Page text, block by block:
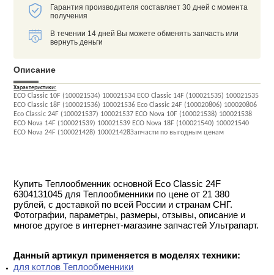
Гарантия производителя составляет 30 дней с момента
получения
В течении 14 дней Вы можете обменять запчасть или
вернуть деньги
Описание
Характеристики:
ECO Classic 10F (100021534) 100021534 ECO Classic 14F (100021535) 100021535
ECO Classic 18F (100021536) 100021536 Eco Classic 24F (100020806) 100020806
Eco Classic 24F (100021537) 100021537 ECO Nova 10F (100021538) 100021538
ECO Nova 14F (100021539) 100021539 ECO Nova 18F (100021540) 100021540
ECO Nova 24F (100021428) 100021428Запчасти по выгодным ценам
Купить Теплообменник основной Eco Classic 24F
6304131045 для Теплообменники по цене от 21 380
рублей, с доставкой по всей России и странам СНГ.
Фотографии, параметры, размеры, отзывы, описание и
многое другое в интернет-магазине запчастей Ультрапарт.
Данный артикул применяется в моделях техники:
для котлов Теплообменники